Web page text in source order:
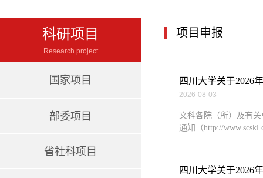
科研项目
Research project
国家项目
部委项目
省社科项目
项目申报
四川大学关于2026
2026-08-03
文科各院（所）及有
通知（http://
四川大学关于2026